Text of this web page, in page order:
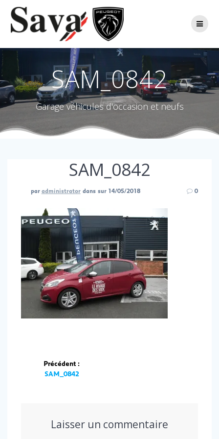
au
contenu
SAM_0842
Garage véhicules d'occasion et neufs
SAM_0842
par administrator dans sur 14/05/2018 0
Navigation
Précédent :
Article
SAM_0842
Laisser un commentaire